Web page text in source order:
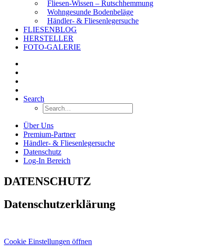
Fliesen-Wissen – Rutschhemmung
Wohngesunde Bodenbeläge
Händler- & Fliesenlegersuche
FLIESENBLOG
HERSTELLER
FOTO-GALERIE
Search
Über Uns
Premium-Partner
Händler- & Fliesenlegersuche
Datenschutz
Log-In Bereich
DATENSCHUTZ
Datenschutzerklärung
Cookie Einstellungen öffnen